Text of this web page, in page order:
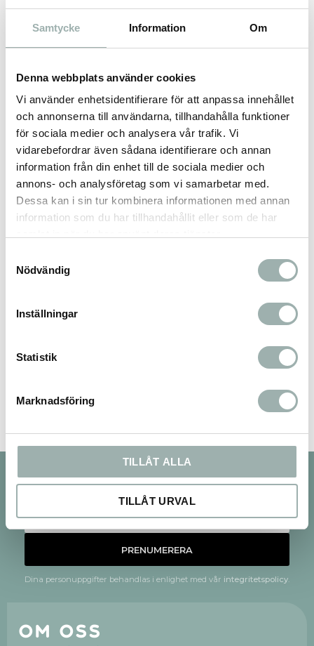
Samtycke Information Om
Denna webbplats använder cookies
Vi använder enhetsidentifierare för att anpassa innehållet
och annonserna till användarna, tillhandahålla funktioner
för sociala medier och analysera vår trafik. Vi
vidarebefordrar även sådana identifierare och annan
information från din enhet till de sociala medier och
annons- och analysföretag som vi samarbetar med.
Dessa kan i sin tur kombinera informationen med annan
information som du har tillhandahållit eller som de har
Nödvändig
Inställningar
Statistik
Marknadsföring
TILLÅT ALLA
TILLÅT URVAL
Råfett: 6,5 %
Växttråd: 0,4 %
Vatten: 81,5 %
Kaloriinnehåll: 92 kcal/100g
Omdömen
Du
Bli den första att lämna ett omdöme.
Nyhetsbrev
PRENUMERERA
Dina personuppgifter behandlas i enlighet med vår integritetspolicy
Om oss